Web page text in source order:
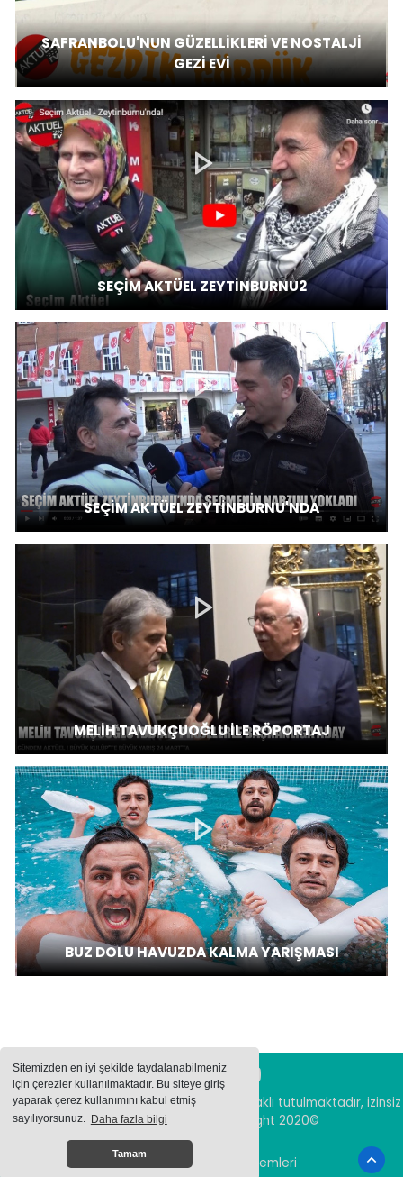
Sitemizden en iyi şekilde faydalanabilmeniz
için çerezler kullanılmaktadır. Bu siteye giriş
yaparak çerez kullanımını kabul etmiş
sayılıyorsunuz. Daha fazla bilgi
Tamam
SAFRANBOLU'NUN GÜZELLİKLERİ VE NOSTALJİ
GEZİ EVİ
SEÇİM AKTÜEL ZEYTİNBURNU2
SEÇİM AKTÜEL ZEYTİNBURNU'NDA
MELİH TAVUKÇUOĞLU İLE RÖPORTAJ
BUZ DOLU HAVUZDA KALMA YARIŞMASI
Sitemizde bulunan içeriklerin tüm hakları saklı tutulmaktadır, izinsiz
içerikler kullanılamaz. Copyright 2020©
Haber Yazılımı: Haber Sistemleri